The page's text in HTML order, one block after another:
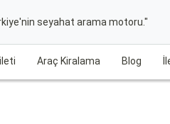
seyahat arama motoru."
Araç Kiralama Blog